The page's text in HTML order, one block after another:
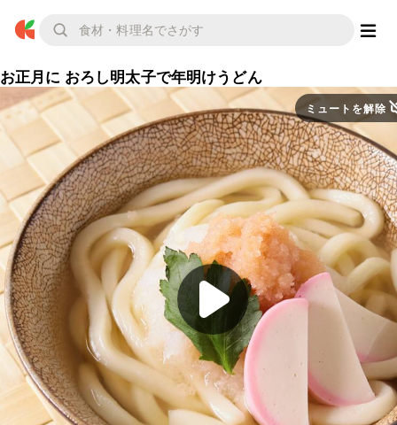
お正月に おろし明太子で年明けうどん
ミュートを解除